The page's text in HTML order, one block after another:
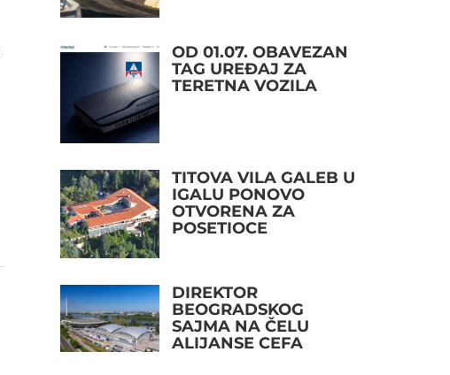
OD 01.07. OBAVEZAN
TAG UREĐAJ ZA
TERETNA VOZILA
TITOVA VILA GALEB U
IGALU PONOVO
OTVORENA ZA
POSETIOCE
DIREKTOR
BEOGRADSKOG
SAJMA NA ČELU
ALIJANSE CEFA